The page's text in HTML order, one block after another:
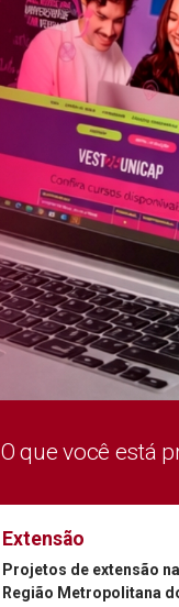
O que você está
Extensão
Projetos de extensão na
Região Metropolitana